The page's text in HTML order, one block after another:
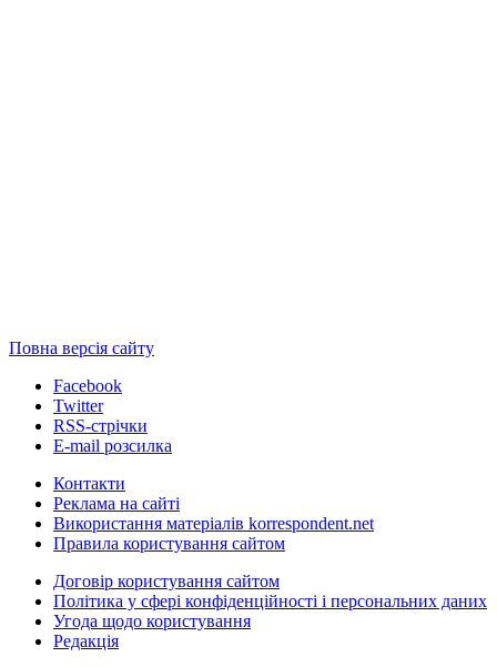
Повна версія сайту
Facebook
Twitter
RSS-стрічки
E-mail розсилка
Контакти
Реклама на сайті
Використання матеріалів korrespondent.net
Правила користування сайтом
Договір користування сайтом
Політика у сфері конфіденційності і персональних даних
Угода щодо користування
Редакція